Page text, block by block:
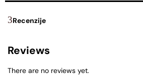
Recenzije
Reviews
There are no reviews yet.